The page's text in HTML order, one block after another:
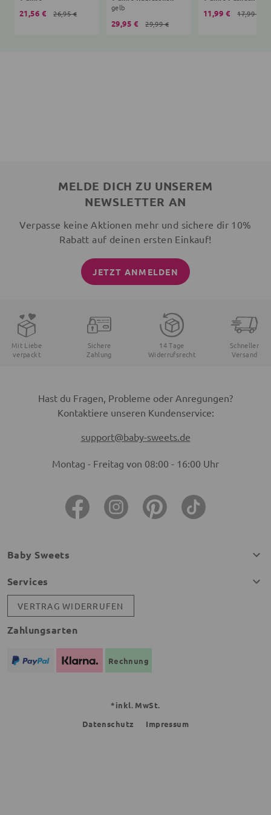
21,56 € 26,95 €
gelb
29,95 € 29,99 €
11,99 € 17,99 €
MELDE DICH ZU UNSEREM
NEWSLETTER AN
Verpasse keine Aktionen mehr und sichere dir 10%
Rabatt auf deinen ersten Einkauf!
JETZT ANMELDEN
Mit Liebe
verpackt
Sichere
Zahlung
14 Tage
Widerrufsrecht
Schneller
Versand
Hast du Fragen, Probleme oder Anregungen?
Kontaktiere unseren Kundenservice:
support@baby-sweets.de
Montag - Freitag von 08:00 - 16:00 Uhr
Baby Sweets
Services
VERTRAG WIDERRUFEN
Zahlungsarten
Rechnung
*inkl. MwSt.
Datenschutz
Impressum